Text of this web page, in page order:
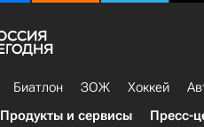
Биатлон ЗОЖ Хоккей
Продукты и сервисы Пресс-